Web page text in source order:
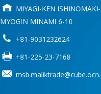
MIYAGI-KEN
MYOGIN MINAMI 6-10
+81-9031232624
+81-225-23-7168